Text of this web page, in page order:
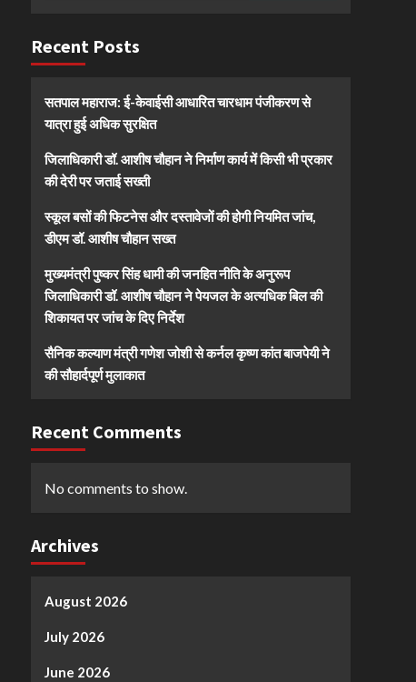
Recent Posts
सतपाल महाराज: ई-केवाईसी आधारित चारधाम पंजीकरण से
यात्रा हुई अधिक सुरक्षित
जिलाधिकारी डॉ. आशीष चौहान ने निर्माण कार्य में किसी भी प्रकार
की देरी पर जताई सख्ती
स्कूल बसों की फिटनेस और दस्तावेजों की होगी नियमित जांच,
डीएम डॉ. आशीष चौहान सख्त
मुख्यमंत्री पुष्कर सिंह धामी की जनहित नीति के अनुरूप
जिलाधिकारी डॉ. आशीष चौहान ने पेयजल के अत्यधिक बिल की
शिकायत पर जांच के दिए निर्देश
सैनिक कल्याण मंत्री गणेश जोशी से कर्नल कृष्ण कांत बाजपेयी ने
की सौहार्दपूर्ण मुलाकात
Recent Comments
No comments to show.
Archives
August 2026
July 2026
June 2026